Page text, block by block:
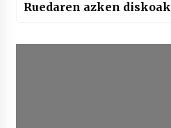
Ruedaren azken diskoak